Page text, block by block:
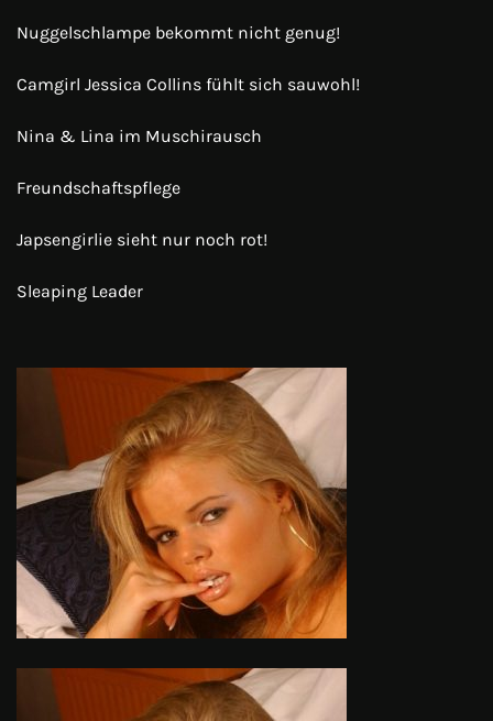
Nuggelschlampe bekommt nicht genug!
Camgirl Jessica Collins fühlt sich sauwohl!
Nina & Lina im Muschirausch
Freundschaftspflege
Japsengirlie sieht nur noch rot!
Sleaping Leader